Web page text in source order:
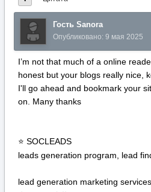
Гость Sanora
Опубликовано: 9 мая 2025
I’m not that much of a online
honest but your blogs really nice,
I'll go ahead and bookmark your
on. Many thanks
⭐ SOCLEADS
leads generation program, lead
lead generation marketing